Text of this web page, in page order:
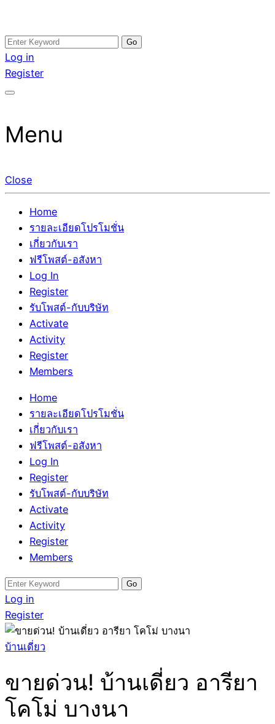
Skip
to
content
อสังหาโพสต์ รีวิวเยอะ รับจ้างโพสต์ขายบ้าน รับจ้างโพสต์อสัง
หา แตกต่างอย่างตั้งใจ รับรองผล อันดับ1 การโพสต์ขายอสังหา
กับทีมงานบริษัท บ้าน ที่ดิน คอนโด ติดGoogleหน้าแรกได้จริงๆ
รับจ้างโพสอสังหา ขายบ้าน อสังหาโพสต์ เชื่อถือได้จริง รับ
โพสต์ ที่ดิน กับทีมงานบริษัท ถูกและดีที่สุด ไม่มีค่านายหน้า
ขายได้จริงๆ ช่วยสร้างโอกาสในการขายได้มากกว่า ที่เดียว ที่
Search
for:
Log in
Register
Menu
Close
Home
รายละเอียดโปรโมชั่น
เกี่ยวกับเรา
ฟรีโพสต์-อสังหา
Log In
Register
รับโพสต์-กับบริษัท
Activate
Activity
Register
Members
Home
รายละเอียดโปรโมชั่น
เกี่ยวกับเรา
ฟรีโพสต์-อสังหา
Log In
Register
รับโพสต์-กับบริษัท
Activate
Activity
Register
Members
Search
for:
Log in
Register
บ้านเดี่ยว
ขายด่วน! บ้านเดี่ยว อารียา
โคโม่ บางนา